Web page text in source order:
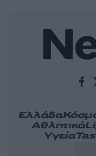
Ελλάδα
Αθλητικά
Υγεία